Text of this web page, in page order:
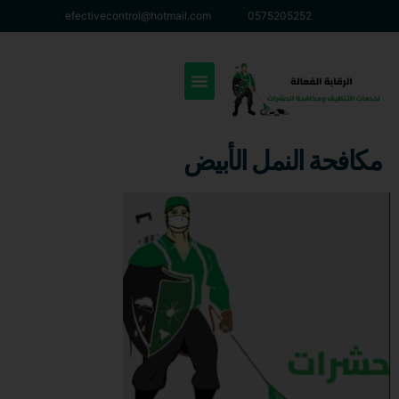
0575205252
efectivecontrol@hotmail.com
مكافحة النمل الأبيض